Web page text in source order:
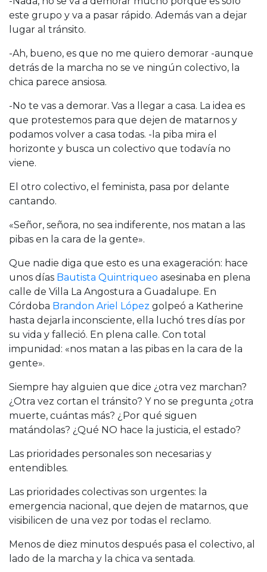
este grupo y va a pasar rápido. Además van a dejar
lugar al tránsito.
-Ah, bueno, es que no me quiero demorar -aunque
detrás de la marcha no se ve ningún colectivo, la
chica parece ansiosa.
-No te vas a demorar. Vas a llegar a casa. La idea es
que protestemos para que dejen de matarnos y
podamos volver a casa todas. -la piba mira el
horizonte y busca un colectivo que todavía no
viene.
El otro colectivo, el feminista, pasa por delante
cantando.
«Señor, señora, no sea indiferente, nos matan a las
pibas en la cara de la gente».
Que nadie diga que esto es una exageración: hace
unos días Bautista Quintriqueo asesinaba en plena
calle de Villa La Angostura a Guadalupe. En
Córdoba Brandon Ariel López golpeó a Katherine
hasta dejarla inconsciente, ella luchó tres días por
su vida y falleció. En plena calle. Con total
impunidad: «nos matan a las pibas en la cara de la
gente».
Siempre hay alguien que dice ¿otra vez marchan?
¿Otra vez cortan el tránsito? Y no se pregunta ¿otra
muerte, cuántas más? ¿Por qué siguen
matándolas? ¿Qué NO hace la justicia, el estado?
Las prioridades personales son necesarias y
entendibles.
Las prioridades colectivas son urgentes: la
emergencia nacional, que dejen de matarnos, que
visibilicen de una vez por todas el reclamo.
Menos de diez minutos después pasa el colectivo, al
lado de la marcha y la chica va sentada.